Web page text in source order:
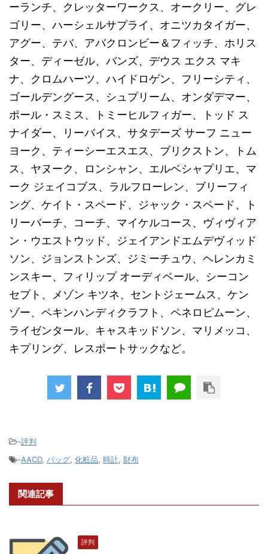
ーランチ、クレッターワークス、オークリー、グレ
ゴリー、ハーシェルサプライ、オニツカタイガー、
アグー、テバ、アバクロンビー＆フィッチ、ホリス
ター、ディーゼル、バンズ、デウス エクス マキ
ナ、クロムハーツ、ハイドロゲン、フリーシティ、
ゴールデングース、シュプリーム、オンダデマー、
ポール・スミス、トミーヒルフィガー、トッド ス
ナイダー、リーバイス、サタデーズ サーフ ニュー
ヨーク、ティーシーエスエス、ブリクストン、トム
ス、ヤヌーク、ロンシャン、エルベシャプリエ、マ
ーク ジェイコブス、ラルフローレン、ブリーフィ
ング、ケイト・スペード、ジャック・スペード、ト
リーバーチ、コーチ、マイケルコース、ヴィヴィア
ン・ウエストウッド、ジェイアンドエムデヴィッド
ソン、ジョンストンズ、ジミーチュウ、ヘレンカミ
ンスキー、フィリップ オーディベール、シーコン
セプト、メゾン キツネ、セントジェームス、ケン
ゾー、ペキンハンディクラフト、ペネロピムーン、
ライゼンタール、キャスキッドソン、マリメッコ、
キプリング、レスポートサックなど。
-評判
-AACD, バッグ, 化粧品, 時計, 財布
関連記事
評判